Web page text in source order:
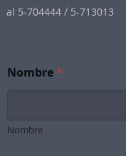
al 5-704444 / 5-713013
S
c
Nombre*
Nombre